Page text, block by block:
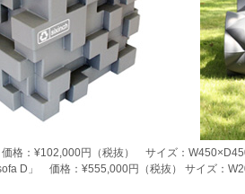
格：¥102,000円（税抜） サイズ：
D」 価格：¥555,000円（税抜） サイズ：